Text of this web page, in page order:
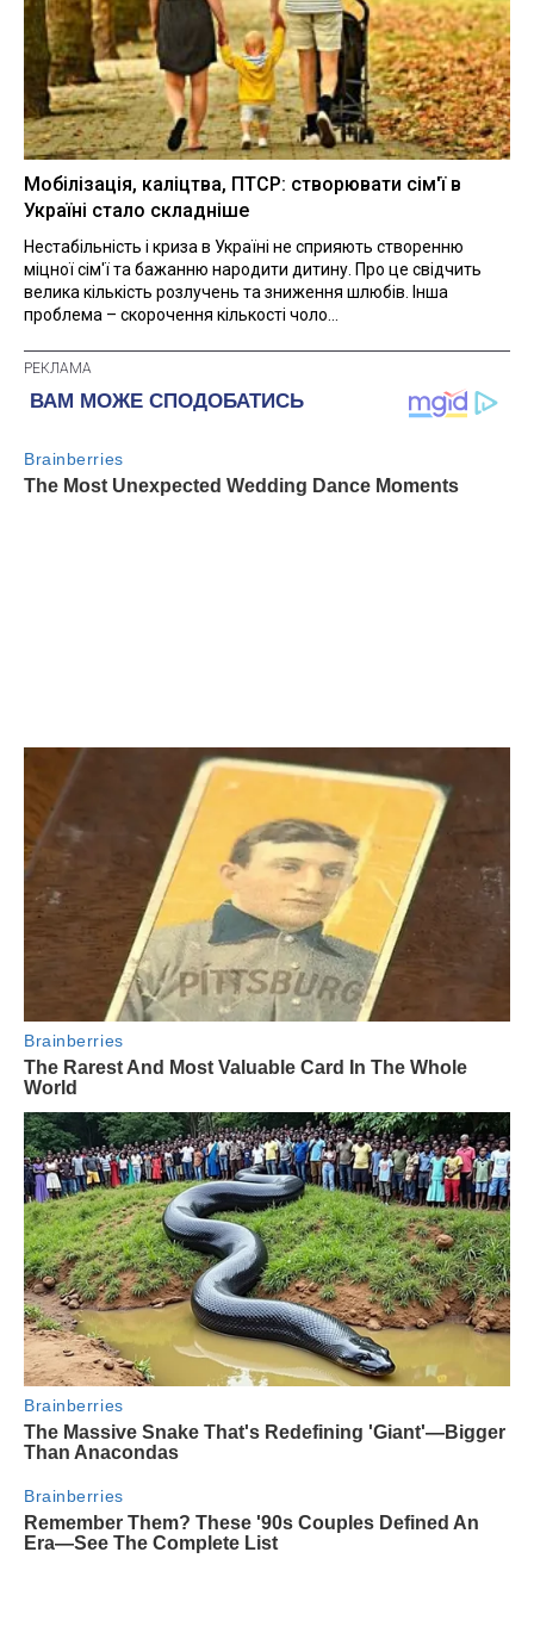
Мобілізація, каліцтва, ПТСР: створювати сім'ї в
Україні стало складніше
Нестабільність і криза в Україні не сприяють створенню
міцної сім'ї та бажанню народити дитину. Про це свідчить
велика кількість розлучень та зниження шлюбів. Інша
проблема – скорочення кількості чоло...